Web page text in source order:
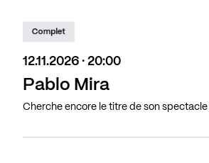
Complet
12.11.2026 · 20:00
Pablo Mira
Cherche encore le titre de son spectacle